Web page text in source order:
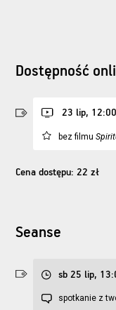
Dostępność
23 lip,
bez filmu
Cena dostępu: 22 zł
Seanse
sb 25 lip,
spotkanie z